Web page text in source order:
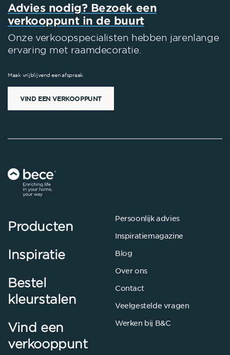
Advies nodig? Bezoek een
verkooppunt in de buurt
Onze verkoopspecialisten hebben jarenlange
ervaring met raamdecoratie.
Maak vrijblijvend een afspraak
VIND EEN VERKOOPPUNT
Persoonlijk advies
Inspiratiemagazine
Blog
Over ons
Contact
Veelgestelde vragen
Werken bij B&C
Producten
Inspiratie
Bestel
kleurstalen
Vind een
verkooppunt